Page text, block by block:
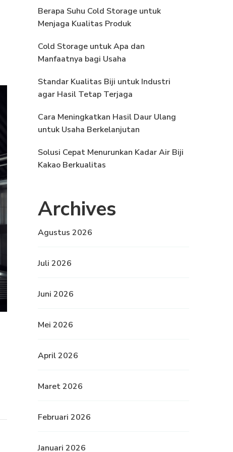
Berapa Suhu Cold Storage untuk
Menjaga Kualitas Produk
Cold Storage untuk Apa dan
Manfaatnya bagi Usaha
Standar Kualitas Biji untuk Industri
agar Hasil Tetap Terjaga
Cara Meningkatkan Hasil Daur Ulang
untuk Usaha Berkelanjutan
Solusi Cepat Menurunkan Kadar Air Biji
Kakao Berkualitas
Archives
Agustus 2026
Juli 2026
Juni 2026
Mei 2026
April 2026
Maret 2026
Februari 2026
Januari 2026